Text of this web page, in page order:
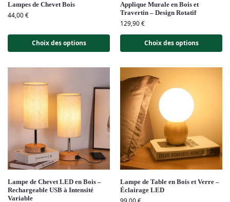
Lampes de Chevet Bois
44,00€
Choix des options
Applique Murale en Bois et
Travertin – Design Rotatif
129,90€
Choix des options
Lampe de Chevet LED en Bois –
Rechargeable USB à Intensité
Variable
Lampe de Table en Bois et Verre –
Éclairage LED